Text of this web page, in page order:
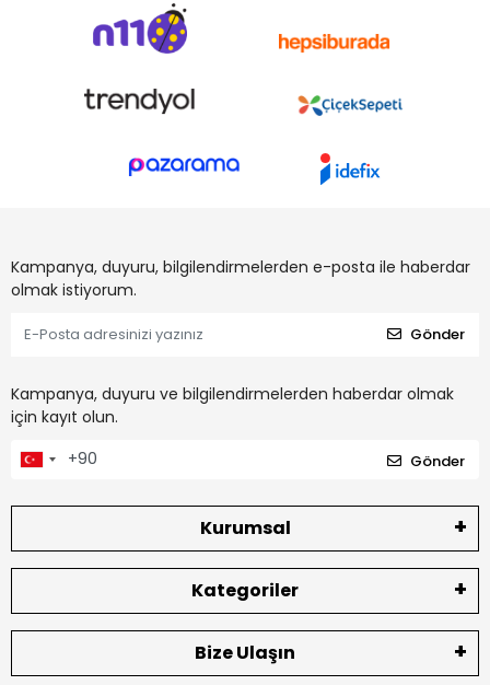
Kampanya, duyuru, bilgilendirmelerden e-posta ile haberdar
olmak istiyorum.
Gönder
Kampanya, duyuru ve bilgilendirmelerden haberdar olmak
için kayıt olun.
Gönder
Kurumsal
Kategoriler
Bize Ulaşın